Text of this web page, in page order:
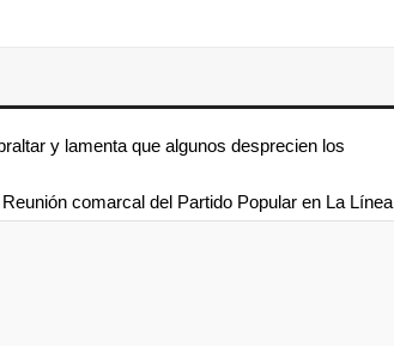
y lamenta que algunos desprecien los
Reunión comarcal del Partido Popular en La Línea